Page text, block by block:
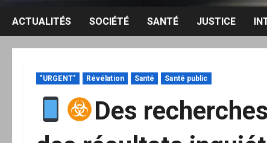
ACTUALITÉS SOCIÉTÉ SANTÉ JUSTICE
"URGENT" Révélation Santé Santé public
Des